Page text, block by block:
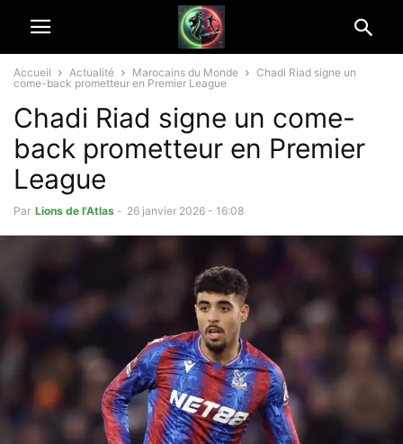
Accueil Actualité Marocains du Monde
Chadi Riad signe un
come-back prometteur en Premier League
Chadi Riad signe un come-
back prometteur en Premier
League
Par Lions de l'Atlas - 26 janvier 2026 - 16:08